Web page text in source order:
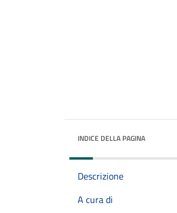
INDICE DELLA PAGINA
Descrizione
A cura di